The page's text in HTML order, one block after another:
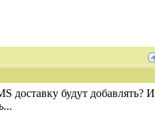
доставку будут добавлять? И